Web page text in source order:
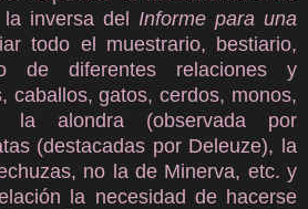
inversa del Informe para una
todo el muestrario, bestiario,
de diferentes relaciones y
caballos, gatos, cerdos, monos,
la alondra (observada por
(destacadas por Deleuze), la
no la de Minerva, etc. y
la necesidad de hacerse